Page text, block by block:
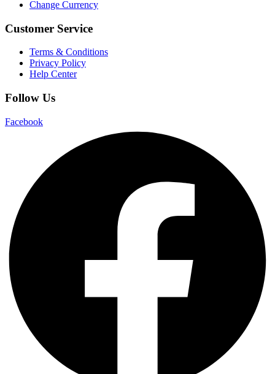
Change Currency
Customer Service
Terms & Conditions
Privacy Policy
Help Center
Follow Us
Facebook